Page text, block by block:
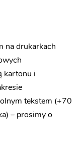
na drukarkach
kartonu i
tekstem (+70
– prosimy o